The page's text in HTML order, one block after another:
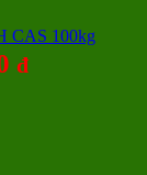
CAS 100kg
đ